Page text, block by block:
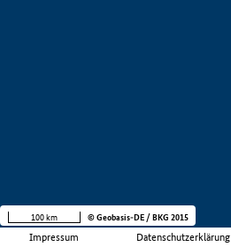
Impressum Datenschutzerklärung
100 km © Geobasis-DE / BKG 2015